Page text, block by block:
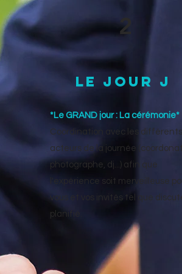
2
Le jour J
*Le GRAND jour : La cérémonie*
Coordination avec les différents
acteurs de la journée
photographe, dj...) afin que
l'expérience soit merveilleuse
vous et vos invités tel que
planifié.